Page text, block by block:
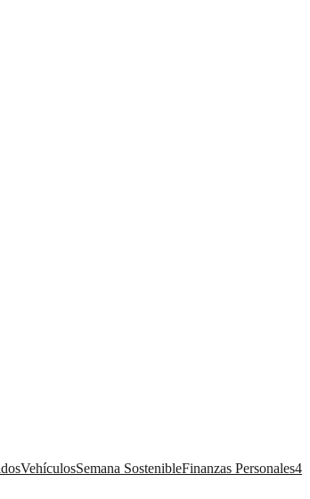
VehículosSemana SostenibleFinanzas Personales4